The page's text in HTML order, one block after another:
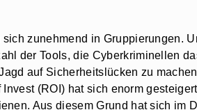
zunehmend in Gruppierungen.
der Tools, die Cyberkriminellen
auf Sicherheitslücken zu
(ROI) hat sich enorm
Aus diesem Grund hat sich im